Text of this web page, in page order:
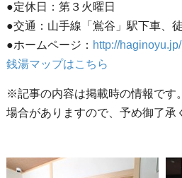
●定休日：第３火曜日
●交通：山手線「鴬谷」駅下車、
●ホームページ： http://haginoyu.jp/
銭湯マップはこちら
※記事の内容は掲載時の情報です
場合がありますので、予め御了承